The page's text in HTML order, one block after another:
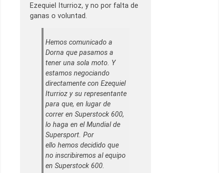
Ezequiel Iturrioz, y no por falta de
ganas o voluntad.
Hemos comunicado a
Dorna que pasamos a
tener una sola moto. Y
estamos negociando
directamente con Ezequiel
Iturrioz y su representante
para que, en lugar de
correr en Superstock 600,
lo haga en el Mundial de
Supersport. Por
ello hemos decidido que
no inscribiremos al equipo
en Superstock 600.